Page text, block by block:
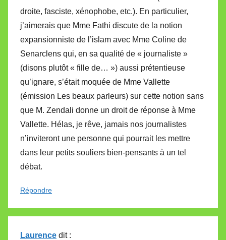
droite, fasciste, xénophobe, etc.). En particulier,
j’aimerais que Mme Fathi discute de la notion
expansionniste de l’islam avec Mme Coline de
Senarclens qui, en sa qualité de « journaliste »
(disons plutôt « fille de… ») aussi prétentieuse
qu’ignare, s’était moquée de Mme Vallette
(émission Les beaux parleurs) sur cette notion sans
que M. Zendali donne un droit de réponse à Mme
Vallette. Hélas, je rêve, jamais nos journalistes
n’inviteront une personne qui pourrait les mettre
dans leur petits souliers bien-pensants à un tel
débat.
Répondre
Laurence dit :